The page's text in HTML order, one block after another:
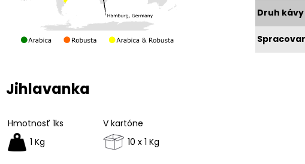
Druh kávy
Jihlavanka
Hmotnosť 1ks
V kartóne
1 Kg
10 x 1 Kg